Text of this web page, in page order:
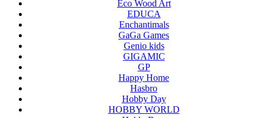
Eco Wood Art
EDUCA
Enchantimals
GaGa Games
Genio kids
GIGAMIC
GP
Happy Home
Hasbro
Hobby Day
HOBBY WORLD